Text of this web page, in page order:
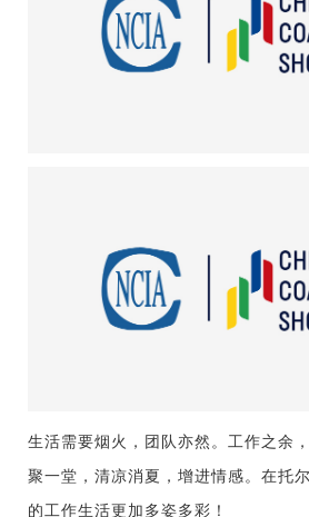
生活需要烟火，团队亦然。工作之余
聚一堂，清凉消夏，增进情感。在托
的工作生活更加多姿多彩！